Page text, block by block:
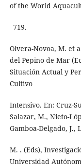
of the World
–719.
Olvera-Novoa, M. et
del Pepino de Mar
Situación Actual y
Cultivo
Intensivo. En: Cruz-
Salazar, M., Nieto-
Gamboa-Delgado, J.,
M. . (Eds),
Universidad